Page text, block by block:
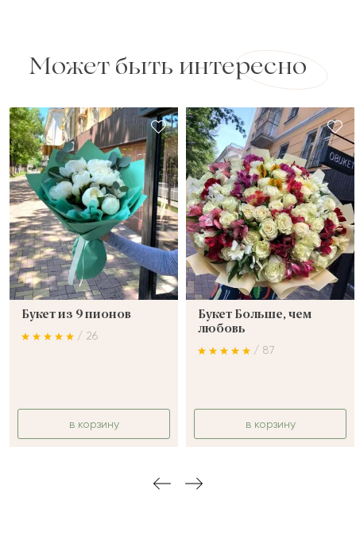
Может быть интересно
Букет из 9 пионов
/ 26
в корзину
Букет Больше, чем
любовь
/ 87
в корзину